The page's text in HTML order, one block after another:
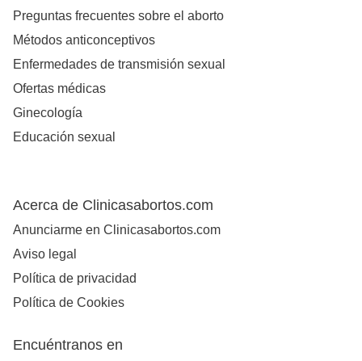
Preguntas frecuentes sobre el aborto
Métodos anticonceptivos
Enfermedades de transmisión sexual
Ofertas médicas
Ginecología
Educación sexual
Acerca de Clinicasabortos.com
Anunciarme en Clinicasabortos.com
Aviso legal
Política de privacidad
Política de Cookies
Encuéntranos en